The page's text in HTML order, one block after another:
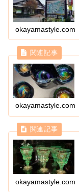
okayamastyle.com
okayamastyle.com
okayamastyle.com